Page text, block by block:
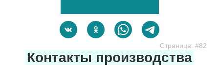
Страница: #82
Контакты производства